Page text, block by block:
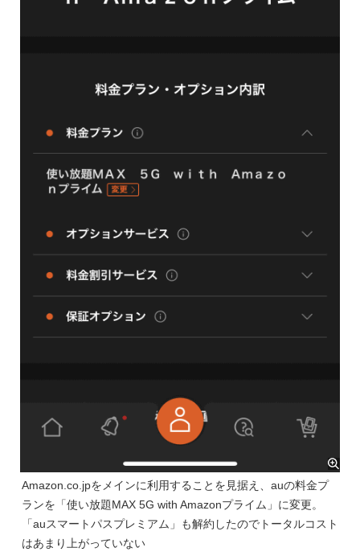
Amazon.co.jpをメインに利用することを見据え、auの料金プ
ランを「使い放題MAX 5G with Amazonプライム」に変更。
「auスマートパスプレミアム」も解約したのでトータルコスト
はあまり上がっていない